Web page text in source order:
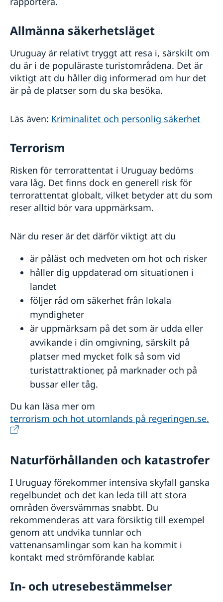
Allmänna säkerhetsläget
Uruguay är relativt tryggt att resa i, särskilt om
du är i de populäraste turistområdena. Det är
viktigt att du håller dig informerad om hur det
är på de platser som du ska besöka.
Läs även: Kriminalitet och personlig säkerhet
Terrorism
Risken för terrorattentat i Uruguay bedöms
vara låg. Det finns dock en generell risk för
terrorattentat globalt, vilket betyder att du som
reser alltid bör vara uppmärksam.
När du reser är det därför viktigt att du
är påläst och medveten om hot och risker
håller dig uppdaterad om situationen i
landet
följer råd om säkerhet från lokala
myndigheter
är uppmärksam på det som är udda eller
avvikande i din omgivning, särskilt på
platser med mycket folk så som vid
turistattraktioner, på marknader och på
bussar eller tåg.
Du kan läsa mer om
terrorism och hot utomlands på regeringen.se.
Naturförhållanden och katastrofer
I Uruguay förekommer intensiva skyfall ganska
regelbundet och det kan leda till att stora
områden översvämmas snabbt. Du
rekommenderas att vara försiktig till exempel
genom att undvika tunnlar och
vattenansamlingar som kan ha kommit i
kontakt med strömförande kablar.
In- och utresebestämmelser